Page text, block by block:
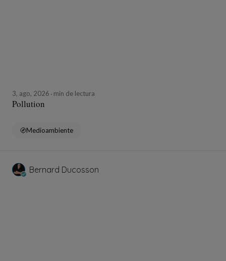
3, ago, 2026 min de lectura
Pollution
Medioambiente
Bernard Ducosson